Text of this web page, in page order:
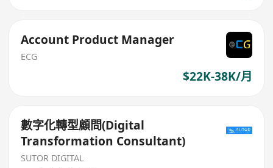
Account Product Manager
ECG
$22K-38K/月
數字化轉型顧問(Digital
Transformation Consultant)
SUTOR DIGITAL